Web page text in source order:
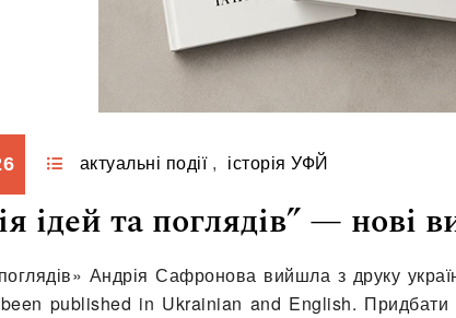
актуальні події , історія УФЙ
ідей та поглядів” — нові
поглядів» Андрія Сафронова вийшла з друку
published in Ukrainian and English. Придбати